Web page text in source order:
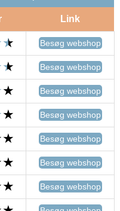
Link
Besøg webshop
Besøg webshop
Besøg webshop
Besøg webshop
Besøg webshop
Besøg webshop
Besøg webshop